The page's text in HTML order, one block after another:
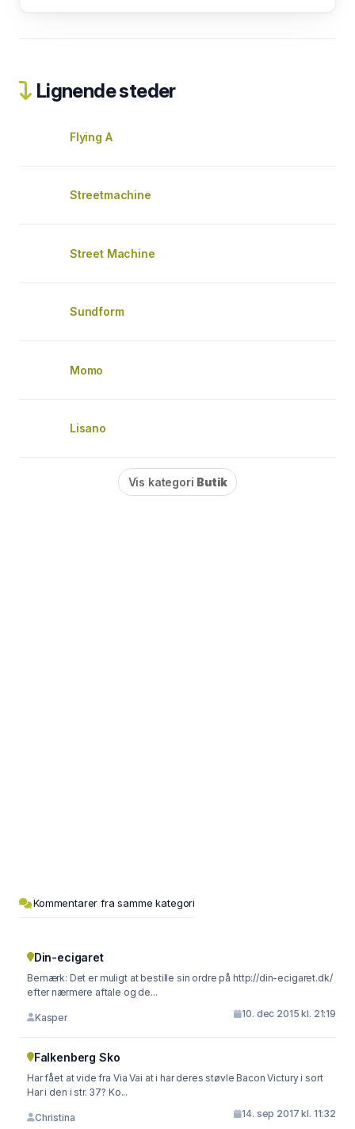
Lignende steder
Flying A
Streetmachine
Street Machine
Sundform
Momo
Lisano
Vis kategori Butik
Kommentarer fra samme kategori
Din-ecigaret
Bemærk: Det er muligt at bestille sin ordre på http://din-ecigaret.dk/
efter nærmere aftale og de...
Kasper 10. dec 2015 kl. 21:19
Falkenberg Sko
Har fået at vide fra Via Vai at i har deres støvle Bacon Victury i sort
Har i den i str. 37? Ko...
Christina 14. sep 2017 kl. 11:32